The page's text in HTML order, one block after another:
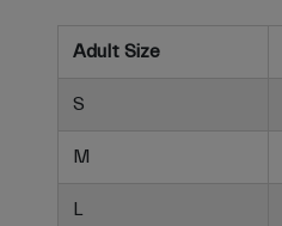
Adult Size
S
M
L